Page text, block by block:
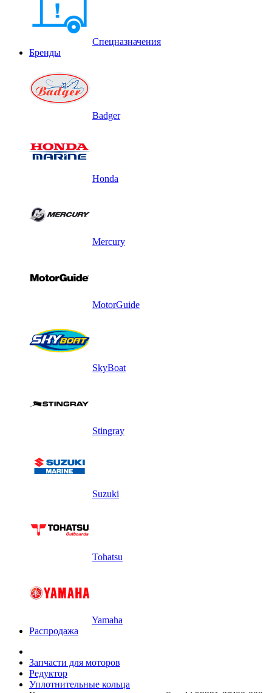
Спецназначения
Бренды
Badger
Honda
Mercury
MotorGuide
SkyBoat
Stingray
Suzuki
Tohatsu
Yamaha
Распродажа
Запчасти для моторов
Редуктор
Уплотнительные кольца